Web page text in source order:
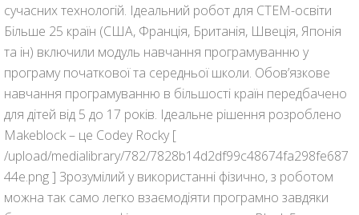
сучасних технологій. Ідеальний робот для СТЕМ-освіти
Більше 25 країн (США, Франція, Британія, Швеція, Японія
та ін) включили модуль навчання програмуванню у
програму початкової та середньої школи. Обов’язкове
навчання програмуванню в більшості країн передбачено
для дітей від 5 до 17 років. Ідеальне рішення розроблено
Makeblock – це Codey Rocky [
/upload/medialibrary/782/7828b14d2df99c48674fa298fe687
44e.png ] Зрозумілий у використанні фізично, з роботом
можна так само легко взаємодіяти програмно завдяки